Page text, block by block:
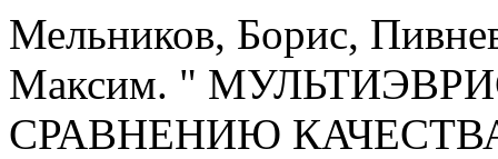
Мельников, Борис,
Максим. "
СРАВНЕНИЮ